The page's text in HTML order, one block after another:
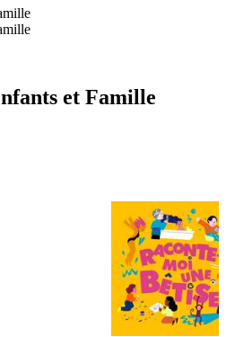
et Famille